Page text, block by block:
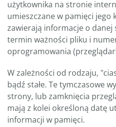
użytkownika na stronie
umieszczane w pamięci jego
zawierają informacje o danej
termin ważności pliku i
oprogramowania
W zależności od rodzaju,
bądź stałe. Te tymczasowe
strony, lub zamknięcia
mają z kolei określoną datę
informacji w pamięci.